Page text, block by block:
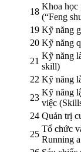
18
Khoa học
(“Feng
19 Kỹ năng
20 Kỹ năng
21
Kỹ năng
skill)
22 Kỹ năng
23
Kỹ năng
việc
24 Quản trị
25
Tổ chức
Running